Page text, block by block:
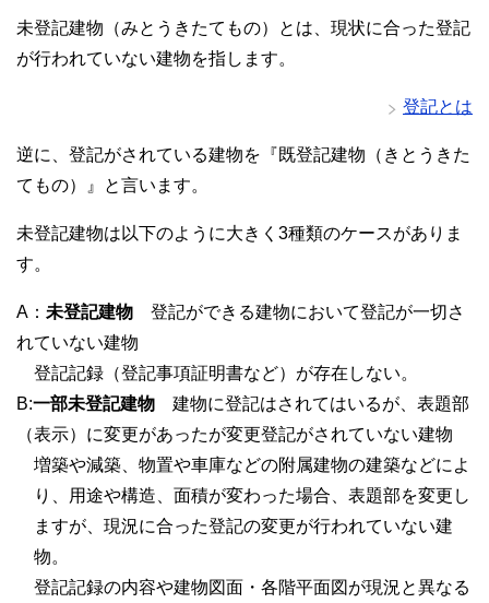
未登記建物（みとうきたてもの）とは、現状に合った登記
が行われていない建物を指します。
登記とは
逆に、登記がされている建物を『既登記建物（きとうきた
てもの）』と言います。
未登記建物は以下のように大きく3種類のケースがありま
す。
A： 未登記建物 登記ができる建物において登記が一切さ
れていない建物
登記記録（登記事項証明書など）が存在しない。
B:一部未登記建物 建物に登記はされてはいるが、表題部
（表示）に変更があったが変更登記がされていない建物
増築や減築、物置や車庫などの附属建物の建築などによ
り、用途や構造、面積が変わった場合、表題部を変更し
ますが、現況に合った登記の変更が行われていない建
物。
登記記録の内容や建物図面・各階平面図が現況と異なる